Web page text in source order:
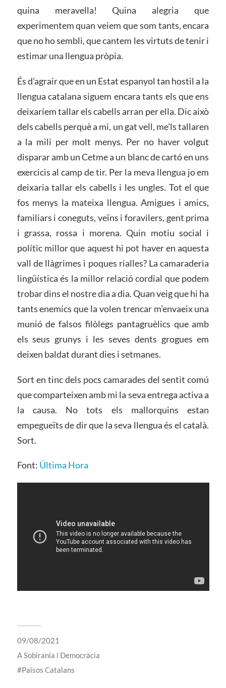
quina meravella! Quina alegria que
experimentem quan veiem que som tants, encara
que no ho sembli, que cantem les virtuts de tenir i
estimar una llengua pròpia.
És d’agrair que en un Estat espanyol tan hostil a la
llengua catalana siguem encara tants els que ens
deixaríem tallar els cabells arran per ella. Dic això
dels cabells perquè a mi, un gat vell, me’ls tallaren
a la mili per molt menys. Per no haver volgut
disparar amb un Cetme a un blanc de cartó en uns
exercicis al camp de tir. Per la meva llengua jo em
deixaria tallar els cabells i les ungles. Tot el que
fos menys la mateixa llengua. Amigues i amics,
familiars i coneguts, veïns i foravilers, gent prima
i grassa, rossa i morena. Quin motiu social i
polític millor que aquest hi pot haver en aquesta
vall de llàgrimes i poques rialles? La camaraderia
lingüística és la millor relació cordial que podem
trobar dins el nostre dia a dia. Quan veig que hi ha
tants enemics que la volen trencar m’envaeix una
munió de falsos filòlegs pantagruèlics que amb
els seus grunys i les seves dents grogues em
deixen baldat durant dies i setmanes.
Sort en tinc dels pocs camarades del sentit comú
que comparteixen amb mi la seva entrega activa a
la causa. No tots els mallorquins estan
empegueïts de dir que la seva llengua és el català.
Sort.
Font: Última Hora
09/08/2021
ASobirania i Democràcia
Països Catalans